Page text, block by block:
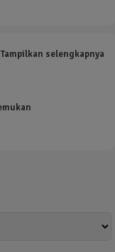
Tampilkan selengkapnya